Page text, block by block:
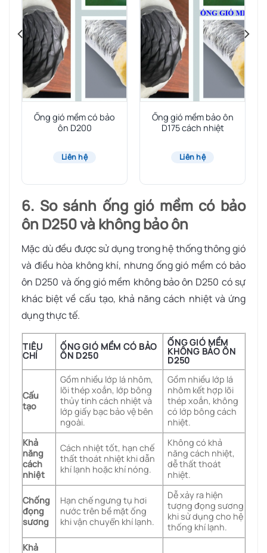
Ống gió mềm có bảo
ôn D200
Liên hệ
Ống gió mềm bảo ôn
D175 cách nhiệt
Liên hệ
6. So sánh ống gió mềm có bảo
ôn D250 và không bảo ôn
Mặc dù đều được sử dụng trong hệ thống thông gió
và điều hòa không khí, nhưng ống gió mềm có bảo
ôn D250 và ống gió mềm không bảo ôn D250 có sự
khác biệt về cấu tạo, khả năng cách nhiệt và ứng
dụng thực tế.
TIÊU
CHÍ
ỐNG GIÓ MỀM CÓ BẢO
ÔN D250
ỐNG GIÓ MỀM
KHÔNG BẢO ÔN
D250
Cấu
tạo
Gồm nhiều lớp lá nhôm,
lõi thép xoắn, lớp bông
thủy tinh cách nhiệt và
lớp giấy bạc bảo vệ bên
ngoài.
Gồm nhiều lớp lá
nhôm kết hợp lõi
thép xoắn, không
có lớp bông cách
nhiệt.
Khả
năng
cách
nhiệt
Cách nhiệt tốt, hạn chế
thất thoát nhiệt khi dẫn
khí lạnh hoặc khí nóng.
Không có khả
năng cách nhiệt,
dễ thất thoát
nhiệt.
Chống
đọng
sương
Hạn chế ngưng tụ hơi
nước trên bề mặt ống
khi vận chuyển khí lạnh.
Dễ xảy ra hiện
tượng đọng sương
khi sử dụng cho hệ
thống khí lạnh.
Khả